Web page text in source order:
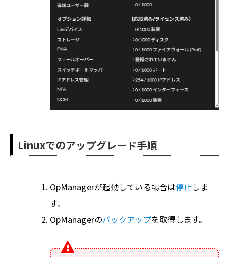
Linuxでのアップグレード手順
OpManagerが起動している場合は停止しま
す。
OpManagerのバックアップを取得します。